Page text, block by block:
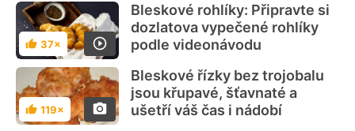
Hodnocení
37×
Bleskové rohlíky: Připravte si
dozlatova vypečené rohlíky
podle videonávodu
Hodnocení
119×
Bleskové řízky bez trojobalu
jsou křupavé, šťavnaté a
ušetří váš čas i nádobí